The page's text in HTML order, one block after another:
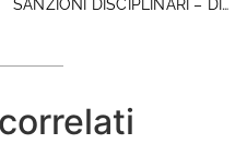
SANZIONI DISCIPLINARI – DIRIGENTISCUOLA CHIEDE CHIAREZZA ALLA MADIA